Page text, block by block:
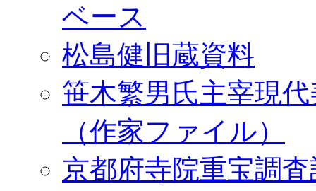
ベース
松島健旧蔵資料
笹木繁男氏主宰現
（作家ファイル）
京都府寺院重宝調